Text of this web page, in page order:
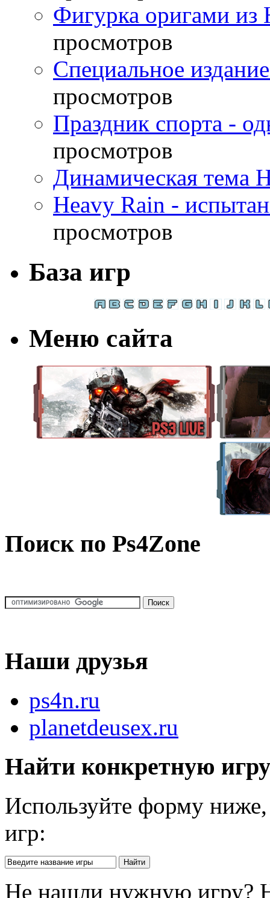
Фигурка оригами из
просмотров
Специальное
просмотров
Праздник спорта -
просмотров
Динамическая тема
Heavy Rain -
просмотров
База игр
Меню сайта
Поиск по Ps4Zone
Наши друзья
ps4n.ru
planetdeusex.ru
Найти конкретную
Используйте форму
игр:
Не нашли нужную игру?